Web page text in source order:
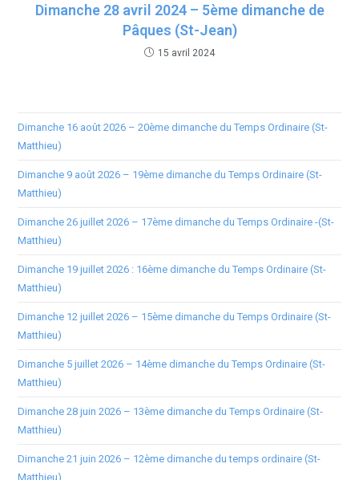
Dimanche 28 avril 2024 – 5ème dimanche de
Pâques (St-Jean)
15 avril 2024
Dimanche 16 août 2026 – 20ème dimanche du Temps Ordinaire (St-
Matthieu)
Dimanche 9 août 2026 – 19ème dimanche du Temps Ordinaire (St-
Matthieu)
Dimanche 26 juillet 2026 – 17ème dimanche du Temps Ordinaire -(St-
Matthieu)
Dimanche 19 juillet 2026 : 16ème dimanche du Temps Ordinaire (St-
Matthieu)
Dimanche 12 juillet 2026 – 15ème dimanche du Temps Ordinaire (St-
Matthieu)
Dimanche 5 juillet 2026 – 14ème dimanche du Temps Ordinaire (St-
Matthieu)
Dimanche 28 juin 2026 – 13ème dimanche du Temps Ordinaire (St-
Matthieu)
Dimanche 21 juin 2026 – 12ème dimanche du temps ordinaire (St-
Matthieu)